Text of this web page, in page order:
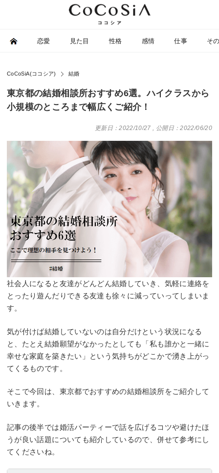
恋愛 見た目 性格 感情 仕事 そ
CoCoSiA(ココシア) 結婚
東京都の結婚相談所おすすめ6選。ハイクラスから
小規模のところまで幅広くご紹介！
更新日：2022/10/27 , 公開日：2022/06/20
社会人になると友達がどんどん結婚していき、気軽に連絡を
とったり遊んだりできる友達も徐々に減っていってしまいま
す。
気が付けば結婚していないのは自分だけという状況になる
と、たとえ結婚願望がなかったとしても「私も誰かと一緒に
幸せな家庭を築きたい」という気持ちがどこかで湧き上がっ
てくるものです。
そこで今回は、東京都でおすすめの結婚相談所をご紹介して
いきます。
記事の後半では婚活パーティーで話を広げるコツや避けたほ
うが良い話題についても紹介しているので、併せて参考にし
てくださいね。